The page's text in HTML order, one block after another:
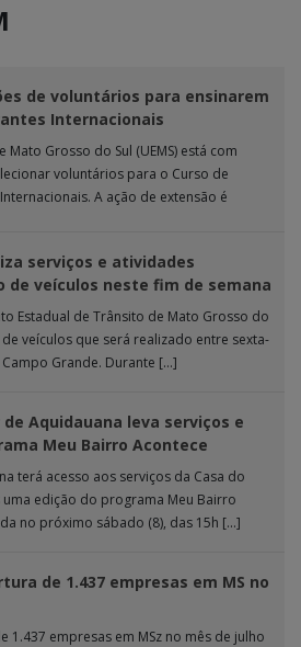
de voluntários para ensinarem
Internacionais
Grosso do Sul (UEMS) está com
voluntários para o Curso de
A ação de extensão é
serviços e atividades
de veículos neste fim de semana
Estadual de Trânsito de Mato Grosso do
veículos que será realizado entre sexta-
Grande. Durante […]
Aquidauana leva serviços e
Meu Bairro Acontece
terá acesso aos serviços da Casa do
edição do programa Meu Bairro
no próximo sábado (8), das 15h […]
de 1.437 empresas em MS no
1.437 empresas em MSz no mês de julho